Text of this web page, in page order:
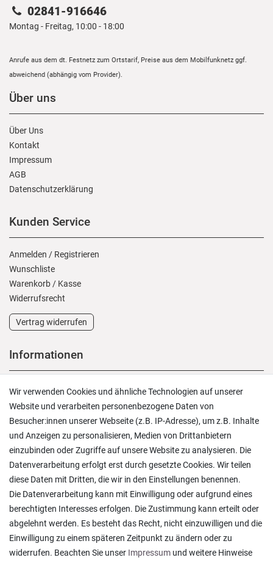
02841-916646
Montag - Freitag, 10:00 - 18:00
Anrufe aus dem dt. Festnetz zum Ortstarif, Preise aus dem Mobilfunknetz ggf.
abweichend (abhängig vom Provider).
Über uns
Über Uns
Kontakt
Impressum
AGB
Daten­schutz­erklärung
Kunden Service
Anmelden / Registrieren
Wunschliste
Warenkorb / Kasse
Widerrufs­recht
Vertrag widerrufen
Informationen
Versand und Zahlung
Rücksendungen
Lieferung in die Schweiz
Pflegesymbole
Lagerverkauf
Ratgeber & News
Ein einfach toller Service - prompte Lieferung und
sogar mit Pflegehinweis!
Datum der Veröffentlichung: 05.08.2026
Wir verwenden Cookies und ähnliche Technologien auf unserer
Website und verarbeiten personenbezogene Daten von
Besucher:innen unserer Webseite (z.B. IP-Adresse), um z.B. Inhalte
und Anzeigen zu personalisieren, Medien von Drittanbietern
einzubinden oder Zugriffe auf unsere Website zu analysieren. Die
Datenverarbeitung erfolgt erst durch gesetzte Cookies. Wir teilen
diese Daten mit Dritten, die wir in den Einstellungen benennen.
Die Datenverarbeitung kann mit Einwilligung oder aufgrund eines
berechtigten Interesses erfolgen. Die Zustimmung kann erteilt oder
abgelehnt werden. Es besteht das Recht, nicht einzuwilligen und die
Einwilligung zu einem späteren Zeitpunkt zu ändern oder zu
widerrufen. Beachten Sie unser Impressum und weitere Hinweise